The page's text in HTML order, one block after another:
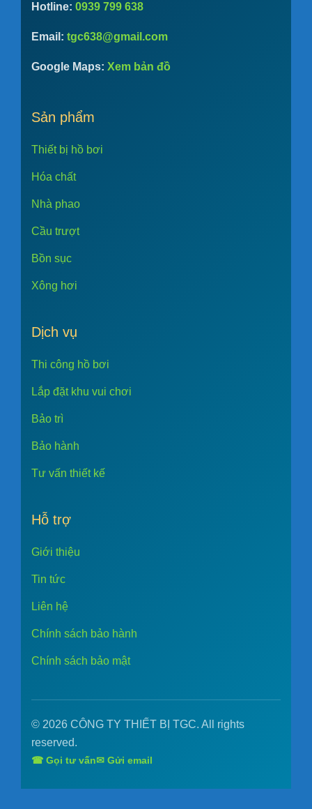
Hotline: 0939 799 638
Email: tgc638@gmail.com
Google Maps: Xem bản đồ
Sản phẩm
Thiết bị hồ bơi
Hóa chất
Nhà phao
Cầu trượt
Bồn sục
Xông hơi
Dịch vụ
Thi công hồ bơi
Lắp đặt khu vui chơi
Bảo trì
Bảo hành
Tư vấn thiết kế
Hỗ trợ
Giới thiệu
Tin tức
Liên hệ
Chính sách bảo hành
Chính sách bảo mật
© 2026 CÔNG TY THIẾT BỊ TGC. All rights
reserved.
☎ Gọi tư vấn✉ Gửi email